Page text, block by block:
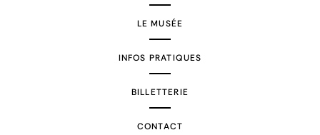
LE MUSÉE
INFOS PRATIQUES
BILLETTERIE
CONTACT